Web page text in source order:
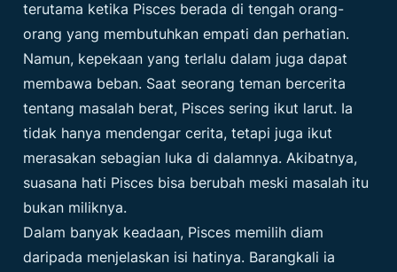
terutama ketika Pisces berada di tengah orang-
orang yang membutuhkan empati dan perhatian.
Namun, kepekaan yang terlalu dalam juga dapat
membawa beban. Saat seorang teman bercerita
tentang masalah berat, Pisces sering ikut larut. Ia
tidak hanya mendengar cerita, tetapi juga ikut
merasakan sebagian luka di dalamnya. Akibatnya,
suasana hati Pisces bisa berubah meski masalah itu
bukan miliknya.
Dalam banyak keadaan, Pisces memilih diam
daripada menjelaskan isi hatinya. Barangkali ia